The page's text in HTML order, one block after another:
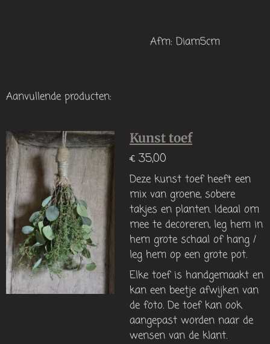
Afm: Diam5cm
Aanvullende producten:
Kunst toef
€ 35,00
Deze kunst toef heeft een
mix van groene, sobere
takjes en planten. Ideaal om
mee te decoreren, leg hem in
hem grote schaal of hang /
leg hem op een grote pot.
Elke toef is handgemaakt en
kan een beetje afwijken van
de foto. De toef kan ook
aangepast worden naar de
wensen van de klant.